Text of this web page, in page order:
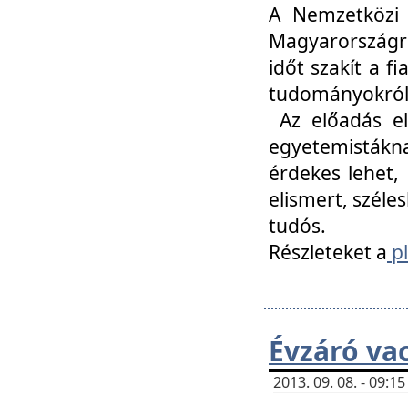
A
időt szakít a
Az előadás
érdekes lehet,
elismert,
tudós.
Részleteket a
Évzáró
2013. 09. 08. -